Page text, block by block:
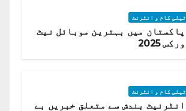
ٹیلی کام و انٹرنٹ
پاکستان میں بہترین موبائل نیٹ
ورکس 2025
ٹیلی کام و انٹرنٹ
انٹرنیٹ بندش سے متعلق خبریں بے